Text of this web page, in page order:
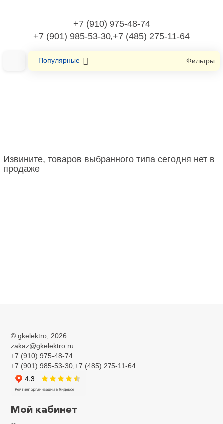
+7 (910) 975-48-74
+7 (901) 985-53-30,+7 (485) 275-11-64
Популярные Фильтры
Зажим кабельный для кабель-канала
Извините, товаров выбранного типа сегодня нет в
продаже
© gkelektro , 2026
zakaz@gkelektro.ru
+7 (910) 975-48-74
+7 (901) 985-53-30,+7 (485) 275-11-64
Мой кабинет